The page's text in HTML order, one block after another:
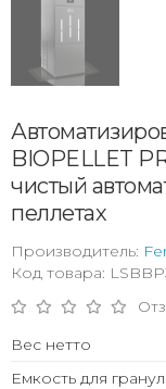
BIOPELLET
чистый
пеллетах
Производитель:
Код товара:
Вес нетто
Емкость для гранул